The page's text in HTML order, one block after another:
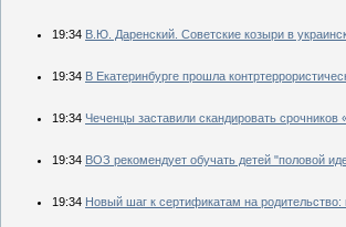
19:34 В.Ю. Даренский. Советские козыри в
19:34 В Екатеринбурге прошла
19:34 Чеченцы заставили скандировать
19:34 ВОЗ рекомендует обучать детей "половой
19:34 Новый шаг к сертификатам на родительство: